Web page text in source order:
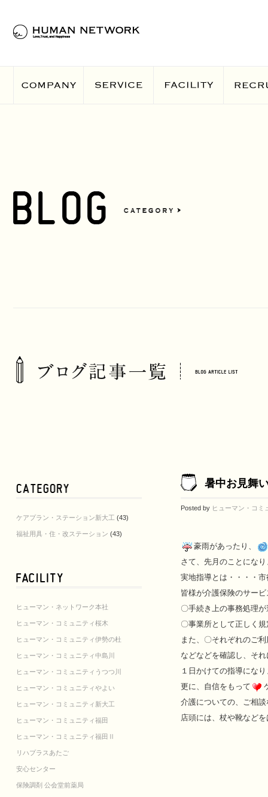
ケアプラン・ステーション新大工 (43)
福祉用具・住・改ステーション (43)
ヒューマン・ネットワーク本社
ヒューマン・コミュニティ桜木
ヒューマン・コミュニティ伊勢の杜
ヒューマン・コミュニティ中島川
ヒューマン・コミュニティうつつ川
ヒューマン・コミュニティやよい
ヒューマン・コミュニティ新大工
ヒューマン・コミュニティ福田
ヒューマン・コミュニティ福田Ⅱ
リハプラスあたご
安心センター
保険調剤 公会堂前薬局
暑中お見舞
Posted by ヒューマン・コミ
豪雨があったり、
さて、先月のことにな
実地指導とは・・・・
皆様が介護保険のサー
〇手続き上の事務処理
〇事業所として正しく
また、〇それぞれのご
などなどを確認し、そ
１日かけての指導にな
更に、自信をもって
介護についての、ご相
店頭には、杖や靴など